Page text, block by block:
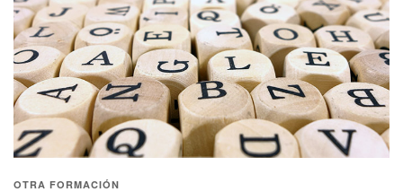
OTRA FORMACIÓN